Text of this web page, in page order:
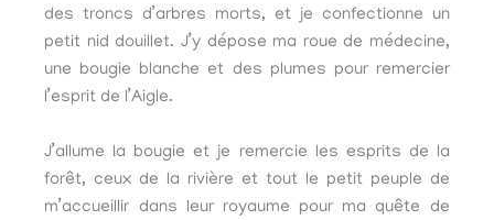
des troncs d’arbres morts, et je confectionne un
petit nid douillet. J’y dépose ma roue de médecine,
une bougie blanche et des plumes pour remercier
l’esprit de l’Aigle.
J’allume la bougie et je remercie les esprits de la
forêt, ceux de la rivière et tout le petit peuple de
m’accueillir dans leur royaume pour ma quête de